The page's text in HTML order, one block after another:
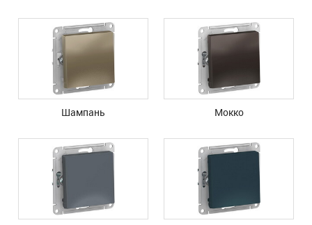
Шампань Мокко